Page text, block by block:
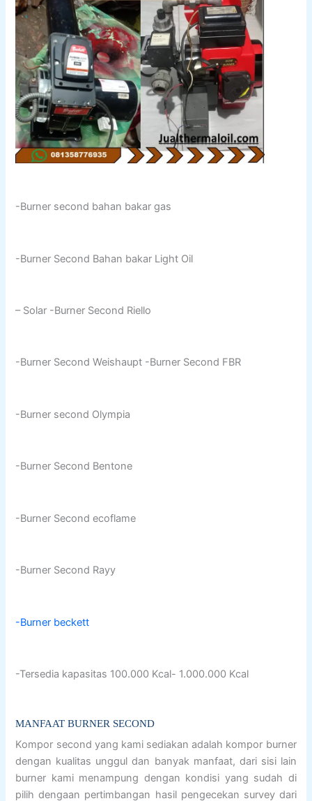
-Burner second bahan bakar gas
-Burner Second Bahan bakar Light Oil
– Solar -Burner Second Riello
-Burner Second Weishaupt -Burner Second FBR
-Burner second Olympia
-Burner Second Bentone
-Burner Second ecoflame
-Burner Second Rayy
-Burner beckett
-Tersedia kapasitas 100.000 Kcal- 1.000.000 Kcal
MANFAAT BURNER SECOND
Kompor second yang kami sediakan adalah kompor burner
dengan kualitas unggul dan banyak manfaat, dari sisi lain
burner kami menampung dengan kondisi yang sudah di
pilih dengaan pertimbangan hasil pengecekan survey dari